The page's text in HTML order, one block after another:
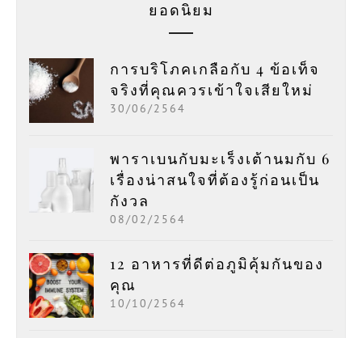
ยอดนิยม
การบริโภคเกลือกับ 4 ข้อเท็จ
จริงที่คุณควรเข้าใจเสียใหม่
30/06/2564
พาราเบนกับมะเร็งเต้านมกับ 6
เรื่องน่าสนใจที่ต้องรู้ก่อนเป็น
กังวล
08/02/2564
12 อาหารที่ดีต่อภูมิคุ้มกันของ
คุณ
10/10/2564